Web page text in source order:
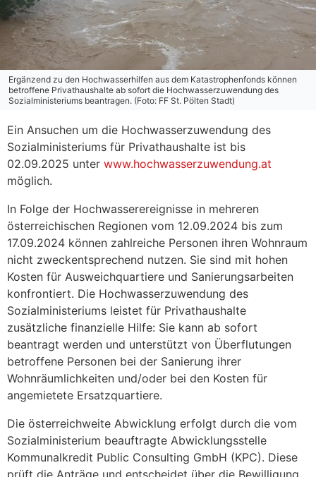
Ergänzend zu den Hochwasserhilfen aus dem Katastrophenfonds können
betroffene Privathaushalte ab sofort die Hochwasserzuwendung des
Sozialministeriums beantragen. (Foto: FF St. Pölten Stadt)
Ein Ansuchen um die Hochwasserzuwendung des
Sozialministeriums für Privathaushalte ist bis
02.09.2025 unter www.hochwasserzuwendung.at
möglich.
In Folge der Hochwasserereignisse in mehreren
österreichischen Regionen vom 12.09.2024 bis zum
17.09.2024 können zahlreiche Personen ihren Wohnraum
nicht zweckentsprechend nutzen. Sie sind mit hohen
Kosten für Ausweichquartiere und Sanierungsarbeiten
konfrontiert. Die Hochwasserzuwendung des
Sozialministeriums leistet für Privathaushalte
zusätzliche finanzielle Hilfe: Sie kann ab sofort
beantragt werden und unterstützt von Überflutungen
betroffene Personen bei der Sanierung ihrer
Wohnräumlichkeiten und/oder bei den Kosten für
angemietete Ersatzquartiere.
Die österreichweite Abwicklung erfolgt durch die vom
Sozialministerium beauftragte Abwicklungsstelle
Kommunalkredit Public Consulting GmbH (KPC). Diese
prüft die Anträge und entscheidet über die Bewilligung